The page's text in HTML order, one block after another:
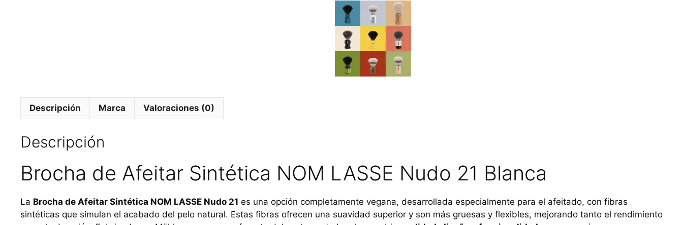
Descripción Marca Valoraciones (0)
Descripción
Brocha de Afeitar Sintética NOM LASSE Nudo 21 Blanca
La Brocha de Afeitar Sintética NOM LASSE Nudo 21 es una opción completamente vegana, desarrollada especialmente para el afeitado, con fibras
sintéticas que simulan el acabado del pelo natural. Estas fibras ofrecen una suavidad superior y son más gruesas y flexibles, mejorando tanto el rendimiento